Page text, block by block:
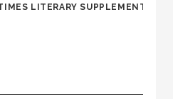
LITERARY SUPPLEMENT